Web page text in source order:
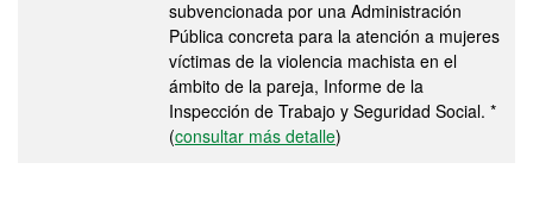
subvencionada por una Administración
Pública concreta para la atención a mujeres
víctimas de la violencia machista en el
ámbito de la pareja, Informe de la
Inspección de Trabajo y Seguridad Social. *
(consultar más detalle)